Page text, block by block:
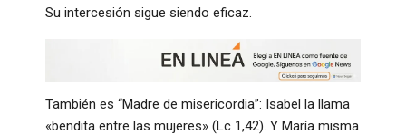
Su intercesión sigue siendo eficaz.
También es “Madre de misericordia”: Isabel la llama
«bendita entre las mujeres» (Lc 1,42). Y María misma